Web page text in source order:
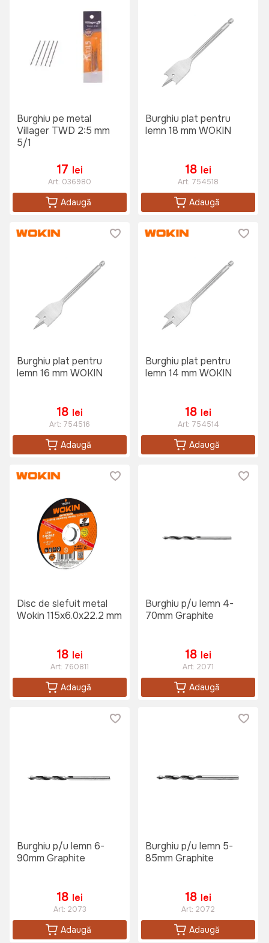
Burghiu pe metal
Villager TWD 2:5 mm
5/1
17 lei
Art: 036980
Adaugă
Burghiu plat pentru
lemn 18 mm WOKIN
18 lei
Art: 754518
Adaugă
Burghiu plat pentru
lemn 16 mm WOKIN
18 lei
Art: 754516
Adaugă
Burghiu plat pentru
lemn 14 mm WOKIN
18 lei
Art: 754514
Adaugă
Disc de slefuit metal
Wokin 115x6.0x22.2 mm
18 lei
Art: 760811
Adaugă
Burghiu p/u lemn 4-
70mm Graphite
18 lei
Art: 2071
Adaugă
Burghiu p/u lemn 6-
90mm Graphite
18 lei
Art: 2073
Adaugă
Burghiu p/u lemn 5-
85mm Graphite
18 lei
Art: 2072
Adaugă